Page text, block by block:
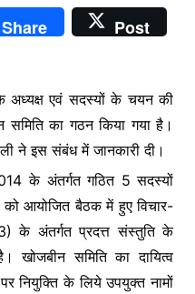
Share
Post
अध्यक्ष एवं सदस्यों के चयन की
समिति का गठन किया गया है।
ने इस संबंध में जानकारी दी।
के अंतर्गत गठित 5 सदस्यों
आयोजित बैठक में हुए विचार-
के अंतर्गत प्रदत्त संस्तुति के
खोजबीन समिति का दायित्व
नियुक्ति के लिये उपयुक्त नामों